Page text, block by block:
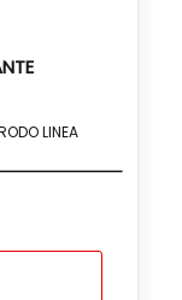
LINEA